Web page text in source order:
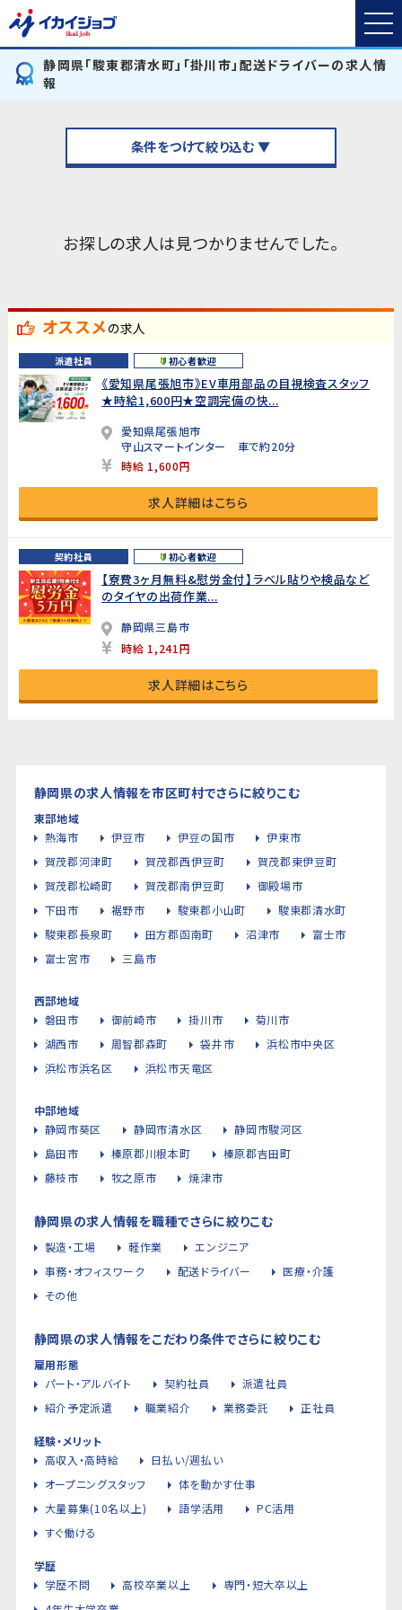
静岡県「駿東郡清水町」「掛川市」配送ドライバーの求人情
報
条件をつけて絞り込む ▼
お探しの求人は見つかりませんでした。
オススメの求人
派遣社員 初心者歓迎
《愛知県尾張旭市》EV車用部品の目視検査スタッフ
★時給1,600円★空調完備の快...
愛知県尾張旭市
守山スマートインター 車で約20分
時給 1,600円
求人詳細はこちら
契約社員 初心者歓迎
【寮費3ヶ月無料&慰労金付】ラベル貼りや検品など
のタイヤの出荷作業...
静岡県三島市
時給 1,241円
求人詳細はこちら
静岡県の求人情報を市区町村でさらに絞りこむ
東部地域
熱海市
伊豆市 伊豆の国市
伊東市
賀茂郡河津町
賀茂郡西伊豆町
賀茂郡東伊豆町
賀茂郡松崎町
賀茂郡南伊豆町
御殿場市
下田市
裾野市 駿東郡小山町
駿東郡清水町
駿東郡長泉町
田方郡函南町 沼津市
富士市
富士宮市
三島市
西部地域
磐田市
御前崎市 掛川市
菊川市
湖西市
周智郡森町 袋井市
浜松市中央区
浜松市浜名区
浜松市天竜区
中部地域
静岡市葵区
静岡市清水区
静岡市駿河区
島田市
榛原郡川根本町
榛原郡吉田町
藤枝市
牧之原市 焼津市
静岡県の求人情報を職種でさらに絞りこむ
製造・工場 軽作業
エンジニア
事務・オフィスワーク
配送ドライバー
医療・介護
その他
静岡県の求人情報をこだわり条件でさらに絞りこむ
雇用形態
パート・アルバイト
契約社員
派遣社員
紹介予定派遣
職業紹介 業務委託 正社員
経験・メリット
高収入・高時給
日払い/週払い
オープニングスタッフ
体を動かす仕事
大量募集(10名以上)
語学活用
PC活用
すぐ働ける
学歴
学歴不問
高校卒業以上
専門・短大卒以上